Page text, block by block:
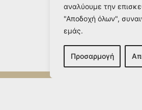
αναλύουμε την
"Αποδοχή όλων",
εμάς.
Προσαρμογή